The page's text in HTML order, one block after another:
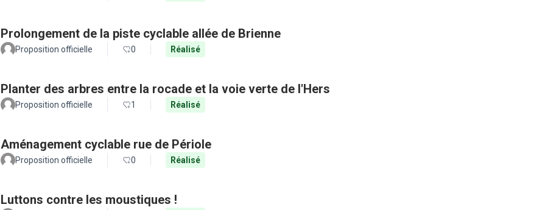
Prolongement de la piste cyclable allée de Brienne
Proposition officielle 0 Réalisé
Planter des arbres entre la rocade et la voie verte de l'Hers
Proposition officielle 1 Réalisé
Aménagement cyclable rue de Périole
Proposition officielle 0 Réalisé
Luttons contre les moustiques !